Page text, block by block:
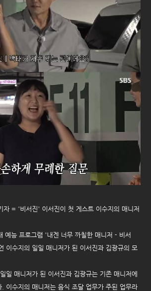
자 = '비서진' 이서진이 첫 게스트 이수지의 매니저
예능 프로그램 '내겐 너무 까칠한 매니저 - 비서
이수지의 일일 매니저가 된 이서진과 김광규의 모
일 매니저가 된 이서진과 김광규는 기존 매니저에
. 이수지의 매니저는 음식 조달 업무가 주된 업무라